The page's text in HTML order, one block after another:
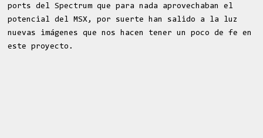
ports del Spectrum que para nada aprovechaban el
potencial del MSX, por suerte han salido a la luz
nuevas imágenes que nos hacen tener un poco de fe en
este proyecto.